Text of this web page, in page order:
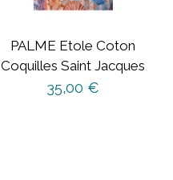
PALME Etole Coton
Coquilles Saint Jacques
35,00 €